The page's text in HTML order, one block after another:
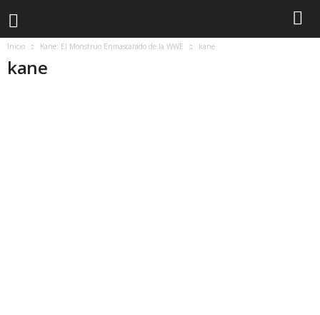
Inicio Kane: El Monstruo Enmascarado de la WWE kane
kane